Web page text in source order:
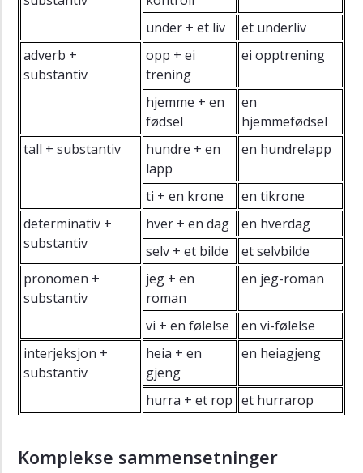
under + et liv
et underliv
adverb +
substantiv
opp + ei
trening
ei opptrening
hjemme + en
fødsel
en
hjemmefødsel
tall + substantiv
hundre + en
lapp
en hundrelapp
ti + en krone
en tikrone
determinativ +
substantiv
hver + en dag
en hverdag
selv + et bilde
et selvbilde
pronomen +
substantiv
jeg + en
roman
en jeg-roman
vi + en følelse
en vi-følelse
interjeksjon +
substantiv
heia + en
gjeng
en heiagjeng
hurra + et rop et hurrarop
Komplekse sammensetninger